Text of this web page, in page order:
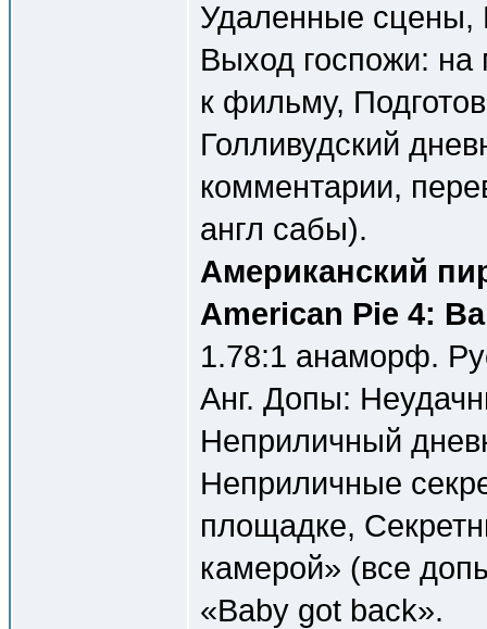
Удаленные сцены,
Выход госпожи:
к фильму,
Голливудский
комментарии,
англ сабы).
Американский
American Pie 4:
1.78:1 анаморф.
Анг. Допы:
Неприличный
Неприличные
площадке,
камерой» (все
«Baby got back».